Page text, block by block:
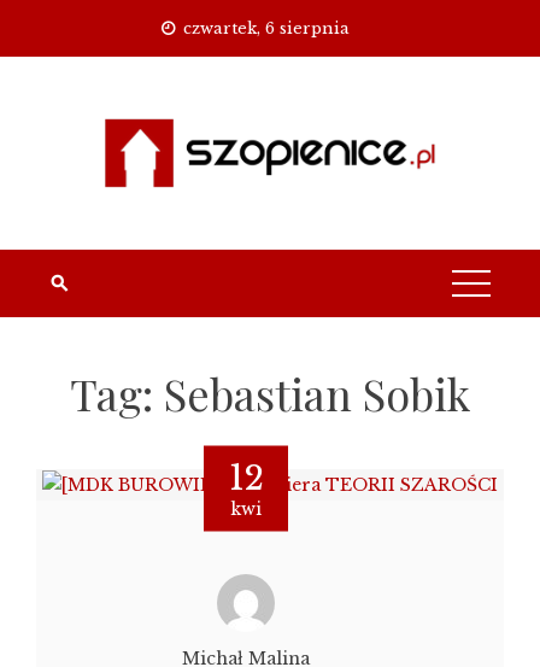
czwartek, 6 sierpnia
Tag: Sebastian Sobik
12
kwi
Michał Malina